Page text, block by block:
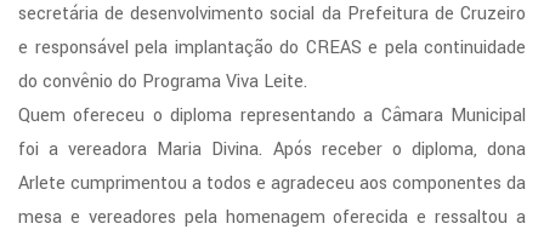
secretária de desenvolvimento social da Prefeitura de Cruzeiro
e responsável pela implantação do CREAS e pela continuidade
do convênio do Programa Viva Leite.
Quem ofereceu o diploma representando a Câmara Municipal
foi a vereadora Maria Divina. Após receber o diploma, dona
Arlete cumprimentou a todos e agradeceu aos componentes da
mesa e vereadores pela homenagem oferecida e ressaltou a